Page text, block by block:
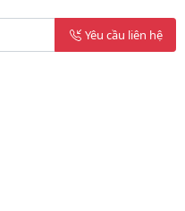
Yêu cầu liên hệ